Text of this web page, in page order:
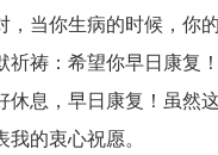
，当你生病的时候，你
祈祷：希望你早日康复
休息，早日康复！虽然
的衷心祝愿。